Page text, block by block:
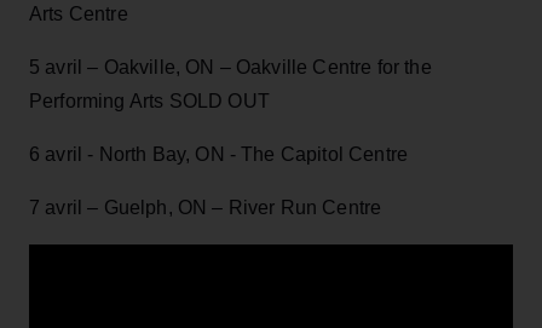
Arts Centre
5 avril – Oakville, ON – Oakville Centre for the
Performing Arts SOLD OUT
6 avril - North Bay, ON - The Capitol Centre
7 avril – Guelph, ON – River Run Centre